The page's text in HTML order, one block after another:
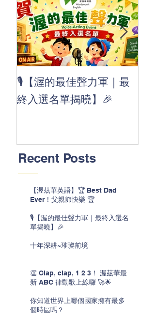
🎙️【渥的最佳聲力軍｜最
終入選名單揭曉】🎉
Recent Posts
【渥茲華英語】🏆 Best Dad
Ever！父親節快樂 🏆
🎙️【渥的最佳聲力軍｜最終入選名
單揭曉】🎉
十年深耕~璀璨前境
👏 Clap, clap, 1 2 3！ 渥茲華最
新 ABC 律動歌上線囉 🚀🌟
你知道世界上哪個國家擁有最多
個時區嗎？